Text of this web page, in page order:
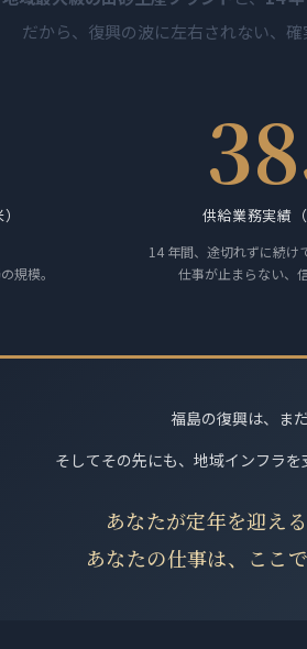
だから、復興の波に左右されない、確
規模。
供給業務実績（
14 年間、途切れずに続け
仕事が止まらない、
福島の復興は、ま
そしてその先にも、地域インフラを
あなたが定年を迎え
あなたの仕事は、ここ